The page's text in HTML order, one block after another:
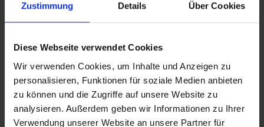
Zustimmung Details Über Cookies
Diese Webseite verwendet Cookies
Wir verwenden Cookies, um Inhalte und Anzeigen zu
personalisieren, Funktionen für soziale Medien anbieten
zu können und die Zugriffe auf unsere Website zu
analysieren. Außerdem geben wir Informationen zu Ihrer
Verwendung unserer Website an unsere Partner für
PERFORMANCE LINE